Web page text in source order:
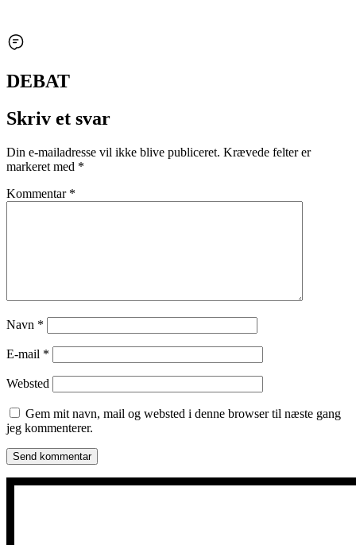
DEBAT
Skriv et svar
Din e-mailadresse vil ikke blive publiceret. Krævede felter er
markeret med *
Kommentar *
Navn *
E-mail *
Websted
Gem mit navn, mail og websted i denne browser til næste gang
jeg kommenterer.